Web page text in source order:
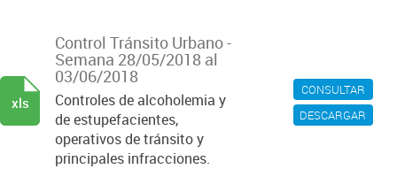
CONSULTAR
DESCARGAR
Control Tránsito Urbano -
Semana 28/05/2018 al
03/06/2018
Controles de alcoholemia y
de estupefacientes,
operativos de tránsito y
principales infracciones.
xls